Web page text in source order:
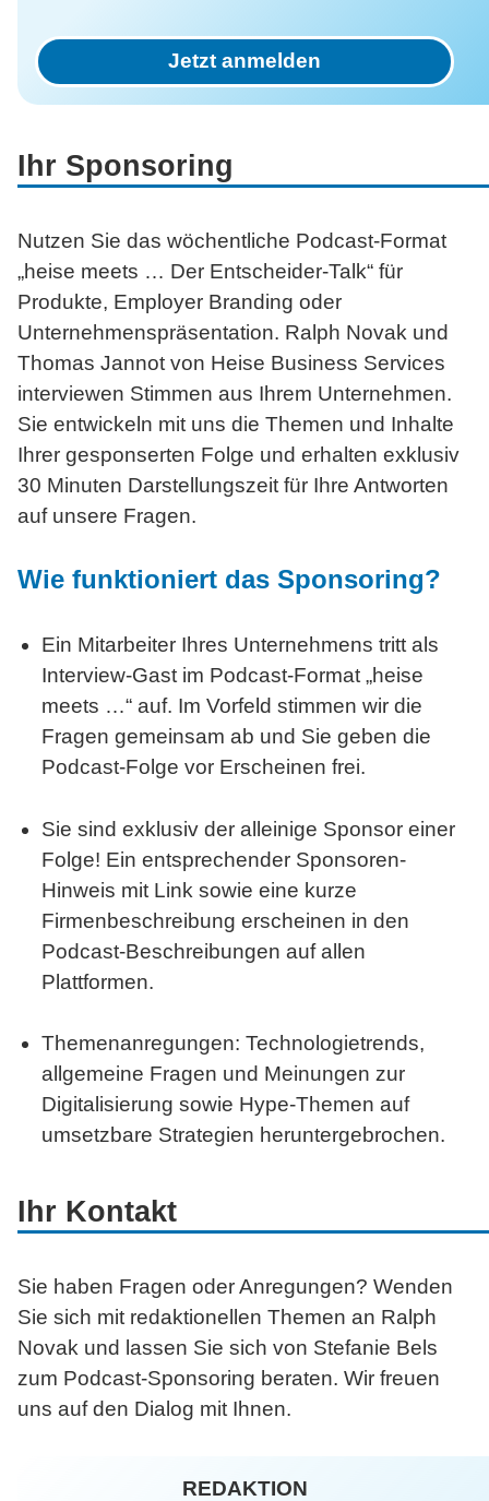
Jetzt anmelden
Ihr Sponsoring
Nutzen Sie das wöchentliche Podcast-Format
„heise meets … Der Entscheider-Talk“ für
Produkte, Employer Branding oder
Unternehmenspräsentation. Ralph Novak und
Thomas Jannot von Heise Business Services
interviewen Stimmen aus Ihrem Unternehmen.
Sie entwickeln mit uns die Themen und Inhalte
Ihrer gesponserten Folge und erhalten exklusiv
30 Minuten Darstellungszeit für Ihre Antworten
auf unsere Fragen.
Wie funktioniert das Sponsoring?
Ein Mitarbeiter Ihres Unternehmens tritt als
Interview-Gast im Podcast-Format „heise
meets …“ auf. Im Vorfeld stimmen wir die
Fragen gemeinsam ab und Sie geben die
Podcast-Folge vor Erscheinen frei.
Sie sind exklusiv der alleinige Sponsor einer
Folge! Ein entsprechender Sponsoren-
Hinweis mit Link sowie eine kurze
Firmenbeschreibung erscheinen in den
Podcast-Beschreibungen auf allen
Plattformen.
Themenanregungen: Technologietrends,
allgemeine Fragen und Meinungen zur
Digitalisierung sowie Hype-Themen auf
umsetzbare Strategien heruntergebrochen.
Ihr Kontakt
Sie haben Fragen oder Anregungen? Wenden
Sie sich mit redaktionellen Themen an Ralph
Novak und lassen Sie sich von Stefanie Bels
zum Podcast-Sponsoring beraten. Wir freuen
uns auf den Dialog mit Ihnen.
REDAKTION